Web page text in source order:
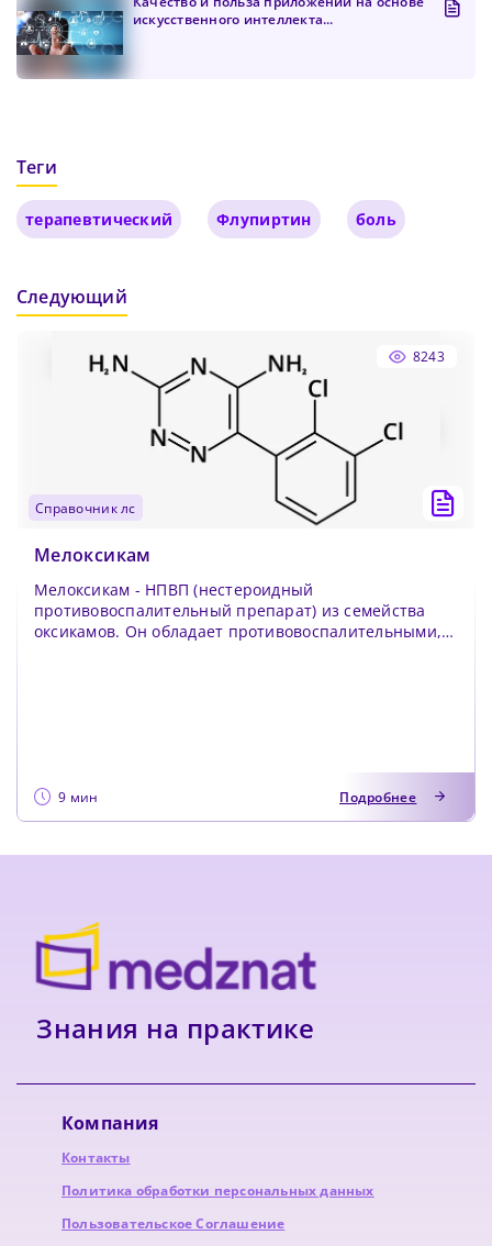
искусственного интеллекта...
Теги
терапевтический Флупиртин боль
Следующий
8243
справочник лс
Мелоксикам
Мелоксикам - НПВП (нестероидный
противовоспалительный препарат) из семейства
оксикамов. Он обладает противовоспалительными,
9 мин Подробнее
Знания на практике
Компания
Контакты
Политика обработки персональных данных
Пользовательское Соглашение